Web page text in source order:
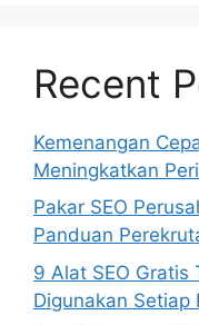
Recent
Kemenangan
Meningkatkan
Pakar SEO
Panduan
9 Alat SEO Gratis
Digunakan